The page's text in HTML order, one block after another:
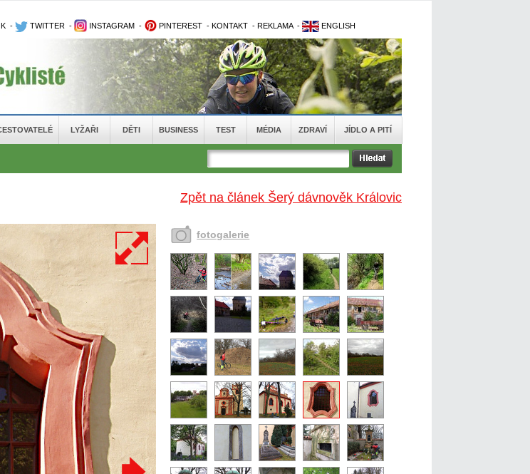
- TWITTER - INSTAGRAM - PINTEREST - KONTAKT - REKLAMA - ENGLISH
LYŽAŘI DĚTI BUSINESS TEST MÉDIA ZDRAVÍ JÍDLO A PITÍ
Zpět na článek Šerý dávnověk Královic
fotogalerie